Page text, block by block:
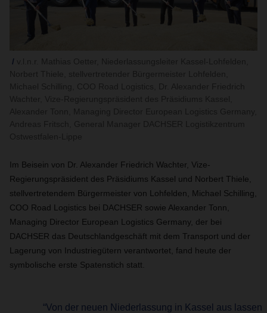
Im Beisein von Dr. Alexander Friedrich Wachter, Vize-
Regierungspräsident des Präsidiums Kassel und Norbert Thiele,
stellvertretendem Bürgermeister von Lohfelden, Michael Schilling,
COO Road Logistics bei DACHSER sowie Alexander Tonn,
Managing Director European Logistics Germany, der bei
DACHSER das Deutschlandgeschäft mit dem Transport und der
Lagerung von Industriegütern verantwortet, fand heute der
symbolische erste Spatenstich statt.
“Von der neuen Niederlassung in Kassel aus lassen